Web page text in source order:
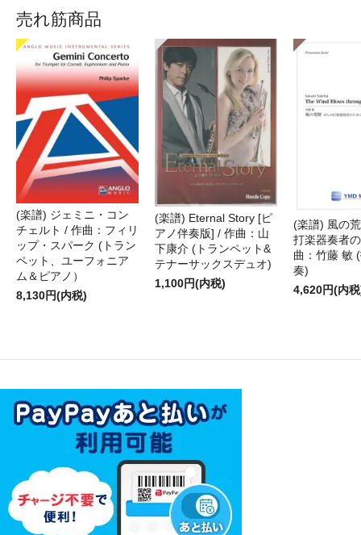
売れ筋商品
(楽譜) ジェミニ・コン
チェルト / 作曲：フィリ
ップ・スパーク (トラン
ペット、ユーフォニア
ム＆ピアノ）
8,130円(内税)
(楽譜) Eternal Story [ピ
アノ伴奏版] / 作曲：山
下康介 (トランペット&
テナーサックスデュオ)
1,100円(内税)
(楽譜) 風の
打楽器奏者
曲：竹藤 敏
奏)
4,620円(内